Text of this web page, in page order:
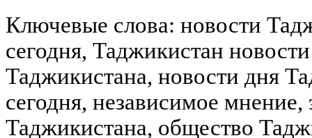
Ключевые слова: новости
сегодня, Таджикистан
Таджикистана, новости дня
сегодня, независимое
Таджикистана, общество